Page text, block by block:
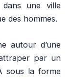
dans une ville
des hommes.
autour d’une
par un
sous la forme